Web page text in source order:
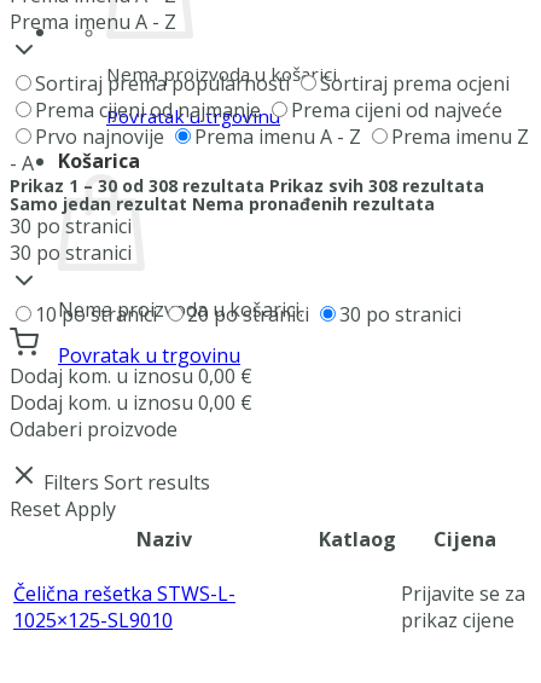
Nema proizvoda u košarici.
Povratak u trgovinu
Košarica
Nema proizvoda u košarici.
Povratak u trgovinu
Prema imenu A - Z
Sortiraj prema popularnosti
Sortiraj prema ocjeni
Prema cijeni od najmanje
Prema cijeni od najveće
Prvo najnovije
Prema imenu A - Z
Prema imenu Z
- A
Prikaz 1 – 30 od 308 rezultata Prikaz svih 308 rezultata
Samo jedan rezultat Nema pronađenih rezultata
30 po stranici
30 po stranici
10 po stranici 20 po stranici 30 po stranici
Dodaj kom. u iznosu 0,00 €
Dodaj kom. u iznosu 0,00 €
Odaberi proizvode
Filters Sort results
ResetApply
Naziv
Katlaog Cijena
Čelična rešetka STWS-L-
1025×125-SL9010
Prijavite se za
prikaz cijene